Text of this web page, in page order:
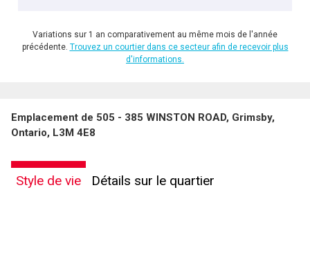
Variations sur 1 an comparativement au même mois de l'année
précédente. Trouvez un courtier dans ce secteur afin de recevoir plus
d'informations.
Emplacement de 505 - 385 WINSTON ROAD, Grimsby,
Ontario, L3M 4E8
Style de vie Détails sur le quartier